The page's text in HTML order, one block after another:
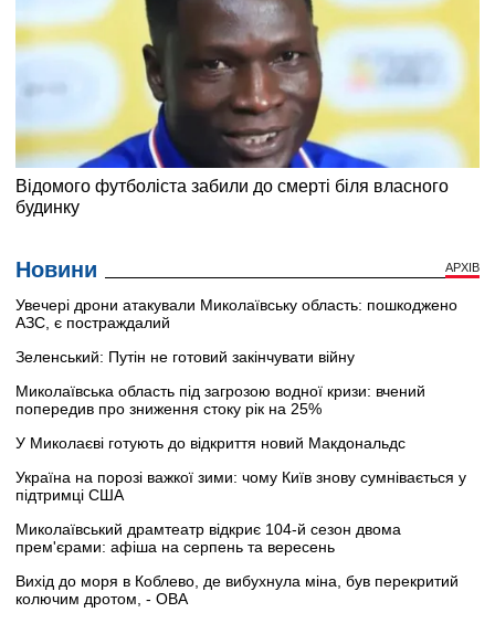
Новини АРХІВ
Увечері дрони атакували Миколаївську область: пошкоджено
АЗС, є постраждалий
Зеленський: Путін не готовий закінчувати війну
Миколаївська область під загрозою водної кризи: вчений
попередив про зниження стоку рік на 25%
У Миколаєві готують до відкриття новий Макдональдс
Україна на порозі важкої зими: чому Київ знову сумнівається у
підтримці США
Миколаївський драмтеатр відкриє 104-й сезон двома
прем'єрами: афіша на серпень та вересень
Вихід до моря в Коблево, де вибухнула міна, був перекритий
колючим дротом, - ОВА